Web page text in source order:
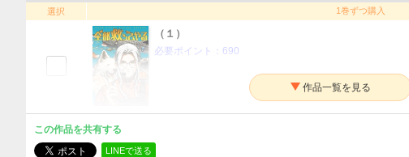
出版社
選択 1巻ずつ購入
（１）
必要ポイント： 690
必要ポイント：
この作品を共有する
LINEで送る